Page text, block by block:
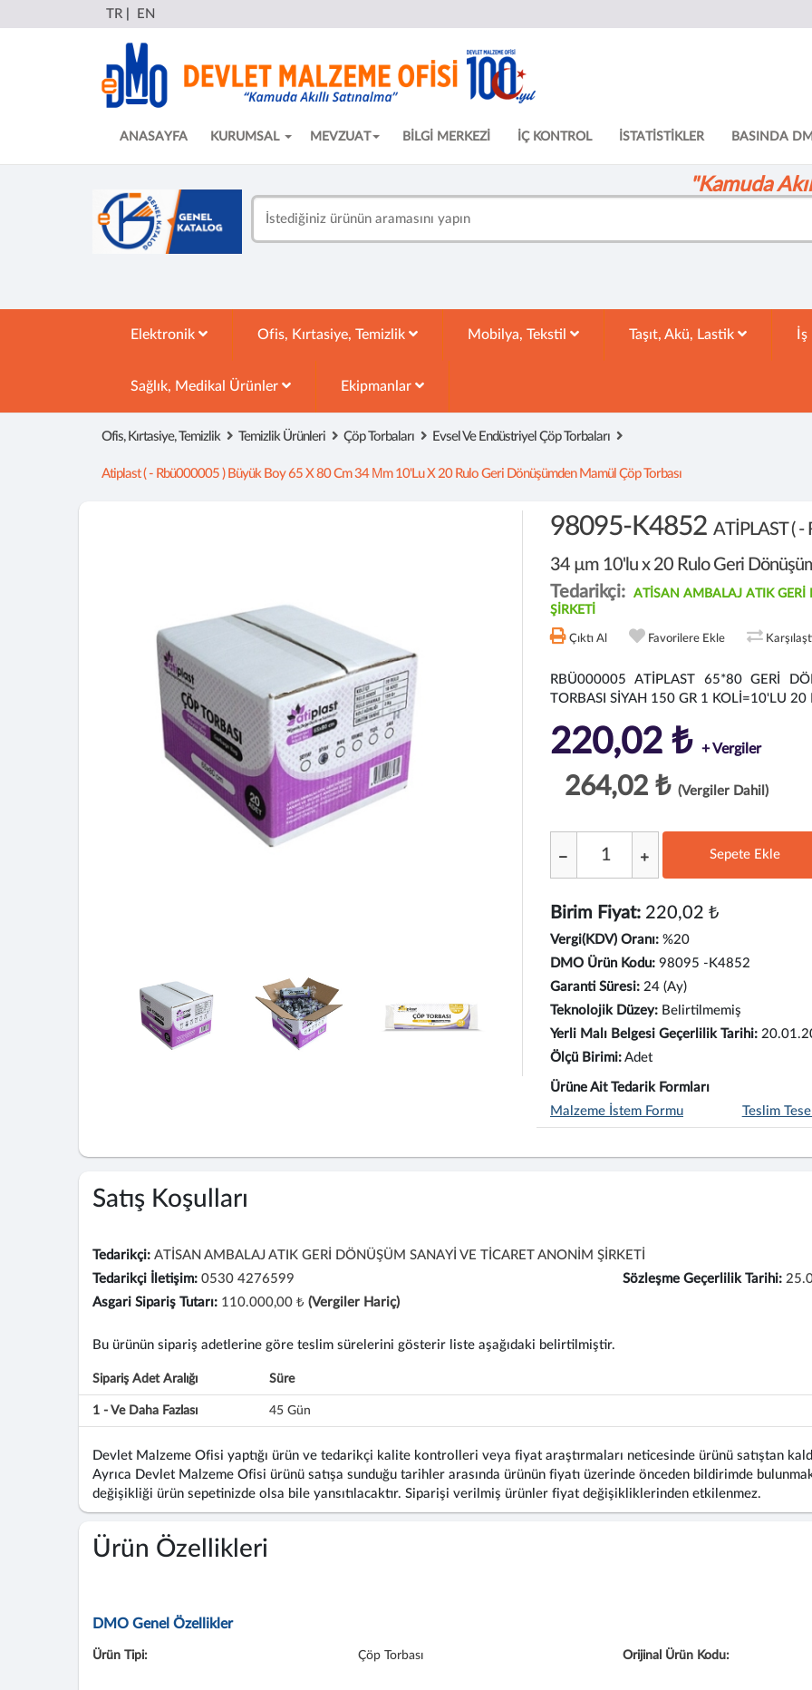
TR EN
ANASAYFA KURUMSAL MEVZUAT BİLGİ MERKEZİ İÇ KONTROL İSTATİSTİKLER BASINDA
"Kamuda
Elektronik Ofis, Kırtasiye, Temizlik Mobilya, Tekstil Taşıt, Akü, Lastik
Sağlık, Medikal Ürünler Ekipmanlar
Ofis, Kırtasiye, Temizlik Temizlik Ürünleri Çöp Torbaları Evsel Ve Endüstriyel Çöp Torbaları
Atiplast ( - Rbü000005 ) Büyük Boy 65 X 80 Cm 34 Μm 10'lu X 20 Rulo Geri Dönüşümden Mamül Çöp Torbası
98095-K4852 ATİPLAST (
34 µm 10'lu x 20 Rulo Geri
Tedarikçi:
ATİSAN AMBALAJ ATIK
ŞİRKETİ
Çıktı Al Favorilere Ekle
RBÜ000005 ATİPLAST 65*80 GERİ
TORBASI SİYAH 150 GR 1 KOLİ=10'LU 20
220,02 ₺ + Vergiler
264,02 ₺ (Vergiler Dahil)
Sepete Ekle
Birim Fiyat: 220,02 ₺
Vergi(KDV) Oranı: %20
DMO Ürün Kodu: 98095 -K4852
Garanti Süresi: 24 (Ay)
Teknolojik Düzey: Belirtilmemiş
Yerli Malı Belgesi Geçerlilik Tarihi:
Ölçü Birimi: Adet
Ürüne Ait Tedarik Formları
Malzeme İstem Formu
Teslim
Satış Koşulları
Tedarikçi: ATİSAN AMBALAJ ATIK GERİ DÖNÜŞÜM SANAYİ VE TİCARET ANONİM ŞİRKETİ
Tedarikçi İletişim: 0530 4276599 Sözleşme Geçerlilik Tarihi:
Asgari Sipariş Tutarı: 110.000,00 ₺ (Vergiler Hariç)
Bu ürünün sipariş adetlerine göre teslim sürelerini gösterir liste aşağıdaki belirtilmiştir.
Sipariş Adet Aralığı Süre
1 - Ve Daha Fazlası 45 Gün
Devlet Malzeme Ofisi yaptığı ürün ve tedarikçi kalite kontrolleri veya fiyat araştırmaları neticesinde ürünü satıştan
Ayrıca Devlet Malzeme Ofisi ürünü satışa sunduğu tarihler arasında ürünün fiyatı üzerinde önceden bildirimde
değişikliği ürün sepetinizde olsa bile yansıtılacaktır. Siparişi verilmiş ürünler fiyat değişikliklerinden etkilenmez.
Ürün Özellikleri
DMO Genel Özellikler
Ürün Tipi: Çöp Torbası Orijinal Ürün Kodu: